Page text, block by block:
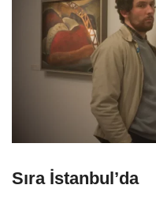
Sıra İstanbul’da